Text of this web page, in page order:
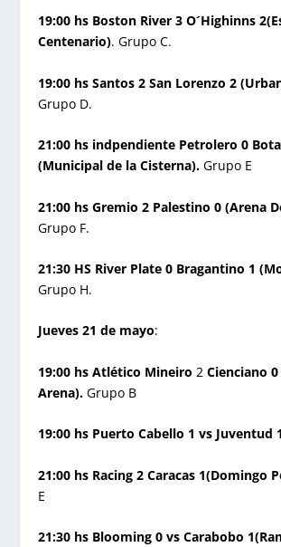
19:00 hs Boston River 3 O´Highinns
Centenario). Grupo C.
19:00 hs Santos 2 San Lorenzo 2
Grupo D.
21:00 hs indpendiente Petrolero 0
(Municipal de la Cisterna).Grupo E
21:00 hs Gremio 2 Palestino 0 (Arena
Grupo F.
21:30 HS River Plate 0 Bragantino 1
Grupo H.
Jueves 21 de mayo:
19:00 hs Atlético Mineiro 2Cienciano
Arena). Grupo B
19:00 hs Puerto Cabello 1 vs Juventud
21:00 hs Racing 2 Caracas 1(Domingo
E
21:30 hs Blooming 0 vs Carabobo